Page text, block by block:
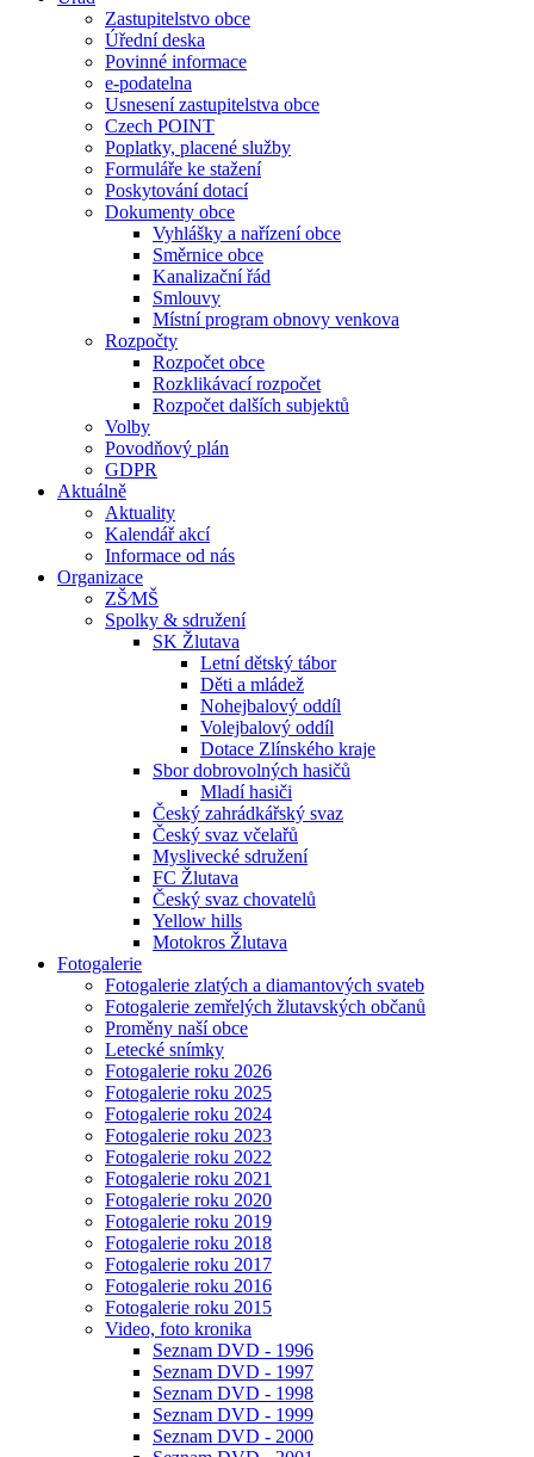
Zastupitelstvo obce
Úřední deska
Povinné informace
e-podatelna
Usnesení zastupitelstva obce
Czech POINT
Poplatky, placené služby
Formuláře ke stažení
Poskytování dotací
Dokumenty obce
Vyhlášky a nařízení obce
Směrnice obce
Kanalizační řád
Smlouvy
Místní program obnovy venkova
Rozpočty
Rozpočet obce
Rozklikávací rozpočet
Rozpočet dalších subjektů
Volby
Povodňový plán
GDPR
Aktuálně
Aktuality
Kalendář akcí
Informace od nás
Organizace
ZŠ⁄MŠ
Spolky & sdružení
SK Žlutava
Letní dětský tábor
Děti a mládež
Nohejbalový oddíl
Volejbalový oddíl
Dotace Zlínského kraje
Sbor dobrovolných hasičů
Mladí hasiči
Český zahrádkářský svaz
Český svaz včelařů
Myslivecké sdružení
FC Žlutava
Český svaz chovatelů
Yellow hills
Motokros Žlutava
Fotogalerie
Fotogalerie zlatých a diamantových svateb
Fotogalerie zemřelých žlutavských občanů
Proměny naší obce
Letecké snímky
Fotogalerie roku 2026
Fotogalerie roku 2025
Fotogalerie roku 2024
Fotogalerie roku 2023
Fotogalerie roku 2022
Fotogalerie roku 2021
Fotogalerie roku 2020
Fotogalerie roku 2019
Fotogalerie roku 2018
Fotogalerie roku 2017
Fotogalerie roku 2016
Fotogalerie roku 2015
Video, foto kronika
Seznam DVD - 1996
Seznam DVD - 1997
Seznam DVD - 1998
Seznam DVD - 1999
Seznam DVD - 2000